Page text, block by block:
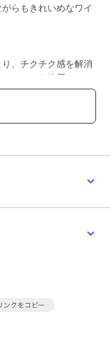
らもきれいめなワイ
、チクチク感を解消
ージーを使用してい
ネイビーの2色展開
／普通|伸縮性／やや